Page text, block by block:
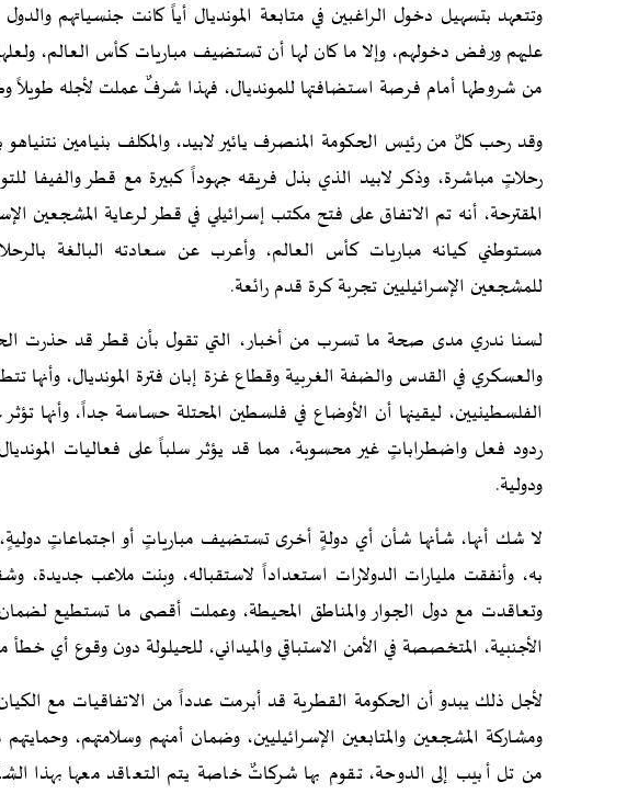
وتتعهد بتسهيل دخول الراغبين في متابعة المونديال أياً كانت جنسياتهم
عليهم ورفض دخولهم، وإلا ما كان لها أن تستضيف مباريات كأس العالم،
من شروطها أمام فرصة استضافتها للمونديال، فهذا شرفٌ عملت لأجله طويلاً
وقد رحب كلٌ من رئيس الحكومة المنصرف يائير لابيد، والمكلف بنيامين
رحلاتٍ مباشرة، وذكر لابيد الذي بذل فريقه جهوداً كبيرة مع قطر والفيفا
المقترحة، أنه تم الاتفاق على فتح مكتب إسرائيلي في قطر لرعاية المشجعين
مستوطني كيانه مباريات كأس العالم، وأعرب عن سعادته البالغة
للمشجعين الإسرائيليين تجربة كرة قدم رائعة.
لسنا ندري مدى صحة ما تسرب من أخبار، التي تقول بأن قطر قد حذرت
والعسكري في القدس والضفة الغربية وقطاع غزة إبان فترة المونديال، وأنها
الفلسطينيين، ليقينها أن الأوضاع في فلسطين المحتلة حساسة جداً، وأنها تؤثر
ردود فعل واضطراباتٍ غير محسوبة، مما قد يؤثر سلباً على فعاليات
ودولية.
لا شك أنها، شأنها شأن أي دولةٍ أخرى تستضيف مبارياتٍ أو اجتماعاتٍ دوليةٍ،
به، وأنفقت مليارات الدولارات استعداداً لاستقباله، وبنت ملاعب
وتعاقدت مع دول الجوار والمناطق المحيطة، وعملت أقصى ما تستطيع
الأجنبية، المتخصصة في الأمن الاستباقي والميداني، للحيلولة دون وقوع أي
لأجل ذلك يبدو أن الحكومة القطرية قد أبرمت عدداً من الاتفاقيات مع
ومشاركة المشجعين والمتابعين الإسرائيليين، وضمان أمنهم وسلامتهم،
من تل أبيب إلى الدوحة، تقوم بها شركاتٌ خاصة يتم التعاقد معها بهذا